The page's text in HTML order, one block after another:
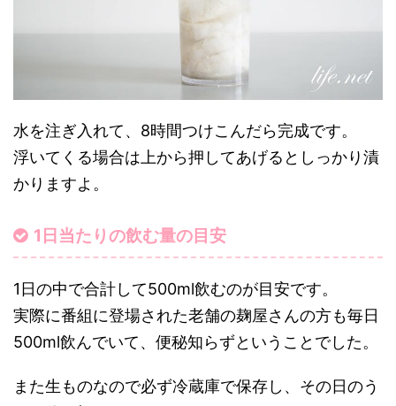
水を注ぎ入れて、8時間つけこんだら完成です。
浮いてくる場合は上から押してあげるとしっかり漬
かりますよ。
1日当たりの飲む量の目安
1日の中で合計して500ml飲むのが目安です。
実際に番組に登場された老舗の麹屋さんの方も毎日
500ml飲んでいて、便秘知らずということでした。
また生ものなので必ず冷蔵庫で保存し、その日のう